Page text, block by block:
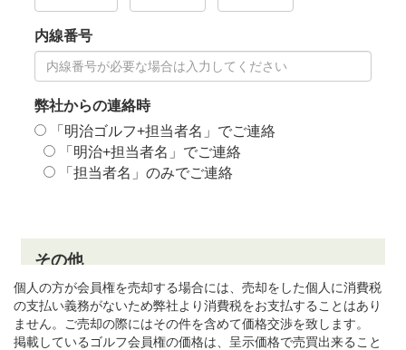
個人の方が会員権を売却する場合には、売却をした個人に消費税
の支払い義務がないため弊社より消費税をお支払することはあり
ません。ご売却の際にはその件を含めて価格交渉を致します。
掲載しているゴルフ会員権の価格は、呈示価格で売買出来ること